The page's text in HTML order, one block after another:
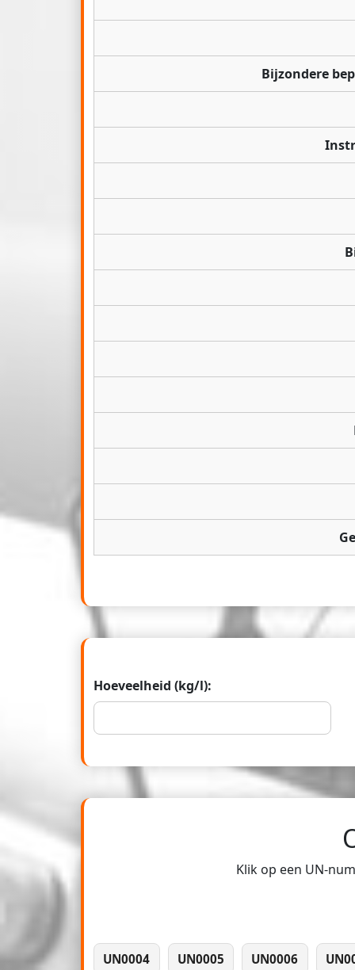
Bijzondere
Hoeveelheid (kg/l):
Klik op een UN-
UN0004 UN0005 UN0006